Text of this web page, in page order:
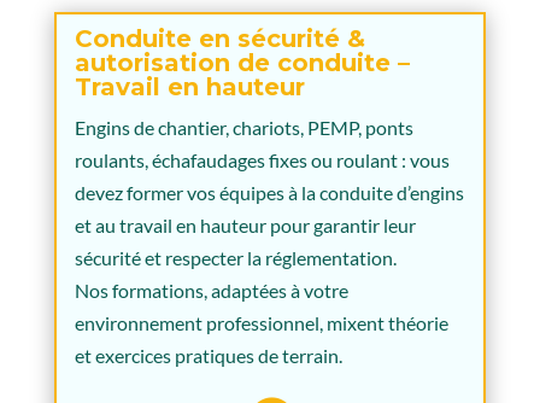
Conduite en sécurité &
autorisation de conduite –
Travail en hauteur
Engins de chantier, chariots, PEMP, ponts
roulants, échafaudages fixes ou roulant : vous
devez former vos équipes à la conduite d’engins
et au travail en hauteur pour garantir leur
sécurité et respecter la réglementation.
Nos formations, adaptées à votre
environnement professionnel, mixent théorie
et exercices pratiques de terrain.